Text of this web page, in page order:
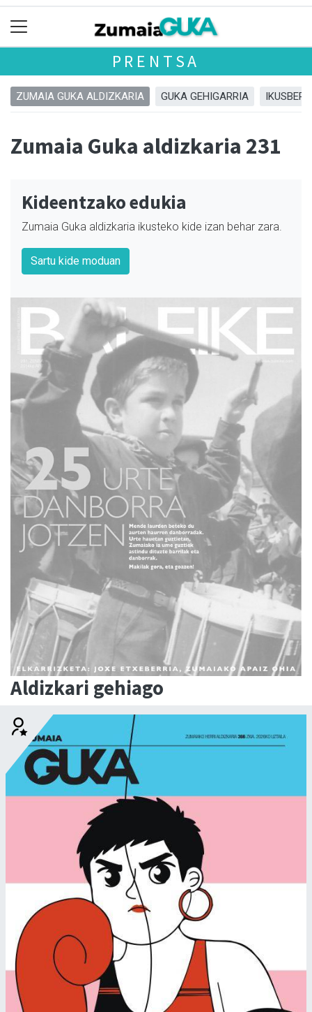
PRENTSA
ZUMAIA GUKA ALDIZKARIA GUKA GEHIGARRIA IKUSBERA
Zumaia Guka aldizkaria 231
Kideentzako edukia
Zumaia Guka aldizkaria ikusteko kide izan behar zara.
Sartu kide moduan
Aldizkari gehiago